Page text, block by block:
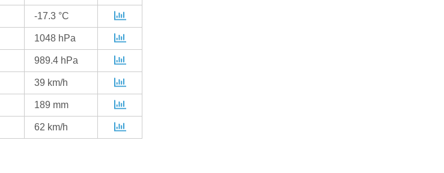
-17.3 °C
1048 hPa
989.4 hPa
39 km/h
189 mm
62 km/h